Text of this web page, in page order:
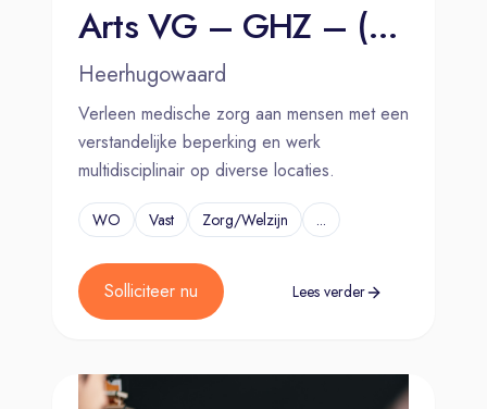
Arts VG – GHZ – (Regio) Heerhugowaard
Heerhugowaard
Verleen medische zorg aan mensen met een
verstandelijke beperking en werk
multidisciplinair op diverse locaties.
WO Vast Zorg/Welzijn ...
Solliciteer nu Lees verder